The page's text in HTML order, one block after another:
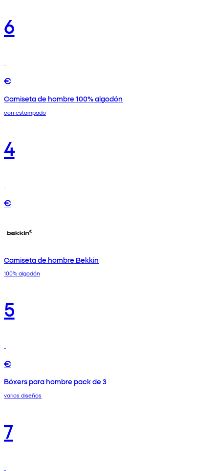
6
€
Camiseta de hombre 100% algodón
con estampado
4
€
Camiseta de hombre Bekkin
100% algodón
5
€
Bóxers para hombre pack de 3
varios diseños
7